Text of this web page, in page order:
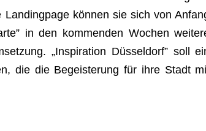
kön­nen sie sich von
in den kom­men­den Wochen
„Inspi­ra­tion Düs­sel­dorf” soll
die die Begeis­te­rung für ihre Stadt